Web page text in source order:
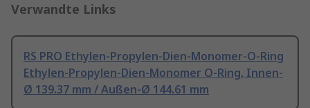
Verwandte Links
RS PRO Ethylen-Propylen-Dien-Monomer-O-Ring
Ethylen-Propylen-Dien-Monomer O-Ring, Innen-
Ø 139.37 mm / Außen-Ø 144.61 mm